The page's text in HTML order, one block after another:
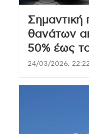
θανάτων
50% έως
24/03/2026, 22:22